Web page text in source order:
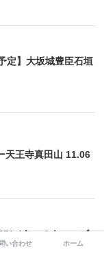
定】大坂城豊臣石垣
天王寺真田山 11.06
（あべのキューズ
い合わせ ホーム